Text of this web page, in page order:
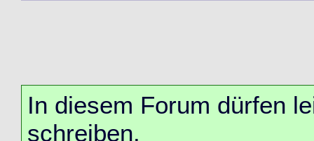
In diesem Forum dürfen
schreiben.